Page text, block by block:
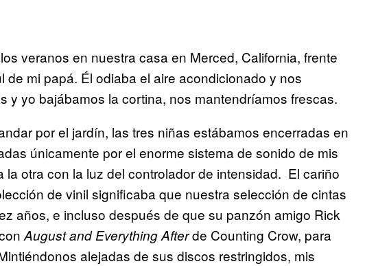
veranos en nuestra casa en Merced, California, frente
mi papá. Él odiaba el aire acondicionado y nos
y yo bajábamos la cortina, nos mantendríamos frescas.
por el jardín, las tres niñas estábamos encerradas en
únicamente por el enorme sistema de sonido de mis
otra con la luz del controlador de intensidad. El cariño
de vinil significaba que nuestra selección de cintas
años, e incluso después de que su panzón amigo Rick
August and Everything Afterde Counting Crow, para
alejadas de sus discos restringidos, mis